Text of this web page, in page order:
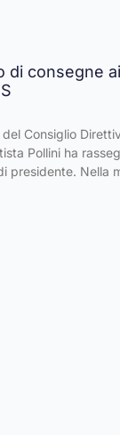
di consegne
Consiglio
Pollini ha
presidente. Nella